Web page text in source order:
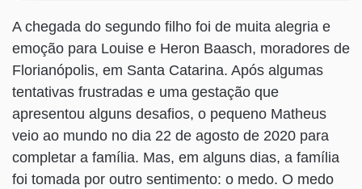
A chegada do segundo filho foi de muita alegria e
emoção para Louise e Heron Baasch, moradores de
Florianópolis, em Santa Catarina. Após algumas
tentativas frustradas e uma gestação que
apresentou alguns desafios, o pequeno Matheus
veio ao mundo no dia 22 de agosto de 2020 para
completar a família. Mas, em alguns dias, a família
foi tomada por outro sentimento: o medo. O medo